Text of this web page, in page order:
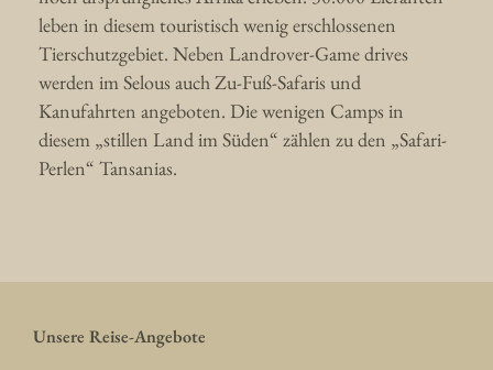
leben in diesem touristisch wenig erschlossenen
Tierschutzgebiet. Neben Landrover-Game drives
werden im Selous auch Zu-Fuß-Safaris und
Kanufahrten angeboten. Die wenigen Camps in
diesem „stillen Land im Süden“ zählen zu den „Safari-
Perlen“ Tansanias.
Unsere Reise-Angebote